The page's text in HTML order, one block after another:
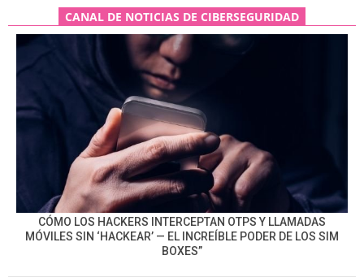
CANAL DE NOTICIAS DE CIBERSEGURIDAD
CÓMO LOS HACKERS INTERCEPTAN OTPS Y LLAMADAS
MÓVILES SIN ‘HACKEAR’ — EL INCREÍBLE PODER DE LOS SIM
BOXES”